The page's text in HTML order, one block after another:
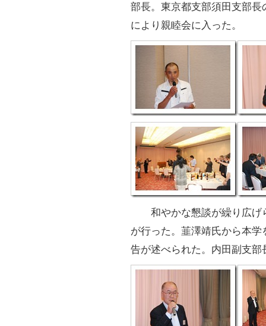
部長。東京都支部須田支部
により親睦会に入った。
和やかな懇談が繰り広げ
が行った。韮澤靖氏から本
告が述べられた。内田副支